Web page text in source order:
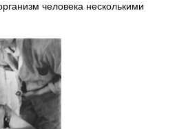
человека несколькими